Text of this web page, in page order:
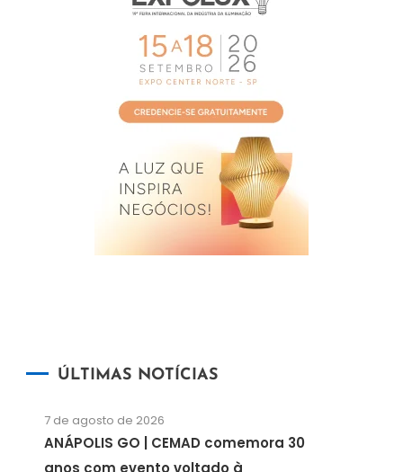
ÚLTIMAS NOTÍCIAS
7 de agosto de 2026
ANÁPOLIS GO | CEMAD comemora 30
anos com evento voltado à